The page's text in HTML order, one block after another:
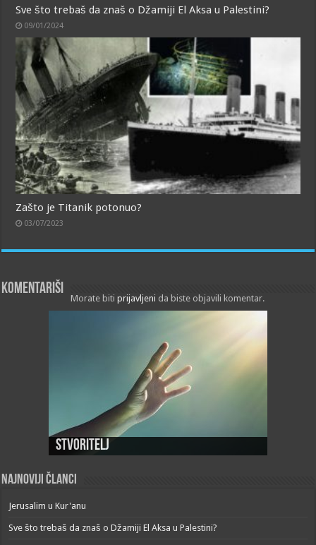
Sve što trebaš da znaš o Džamiji El Aksa u Palestini?
09/01/2024
Zašto je Titanik potonuo?
03/07/2023
Komentariši
Morate bitiprijavljeni da biste objavili komentar.
Stvoritelj
Najnoviji članci
Jerusalim u Kur'anu
Sve što trebaš da znaš o Džamiji El Aksa u Palestini?